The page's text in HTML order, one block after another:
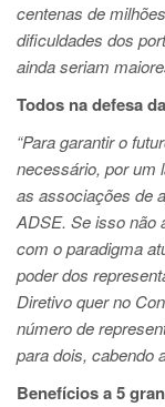
centenas de
dificuldades dos
ainda seriam
Todos na defesa
“Para garantir o
necessário, por um
as associações de
ADSE. Se isso não
com o paradigma
poder dos
Diretivo quer no
número de
para dois, cabendo
Benefícios a 5